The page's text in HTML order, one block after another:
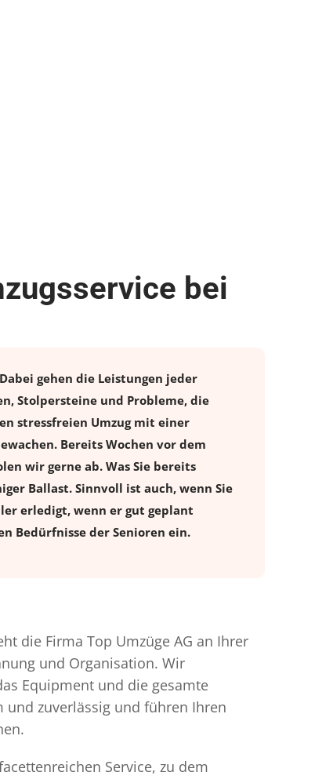
bei
gehen die Leistungen jeder
Stolpersteine und Probleme, die
stressfreien Umzugmit einer
Bereits Wochen vor dem
wir gerne ab. Was Sie bereits
Ballast. Sinnvoll ist auch, wenn Sie
erledigt, wenn er gut geplant
Bedürfnisse der Senioren ein.
die Firma Top Umzüge AG an Ihrer
und Organisation. Wir
Equipment und die gesamte
und zuverlässig und führen Ihren
Service, zu dem